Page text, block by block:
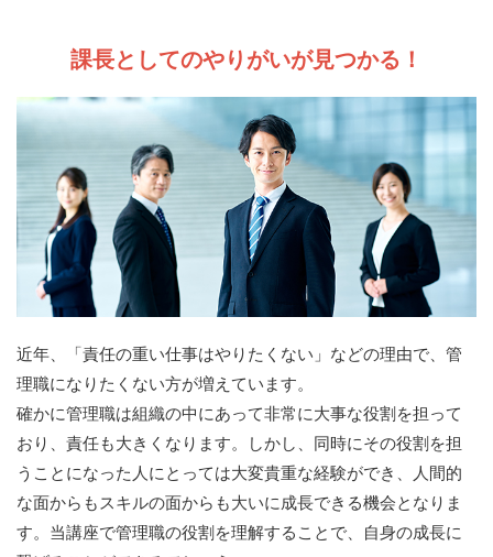
課長としてのやりがいが見つかる！
近年、「責任の重い仕事はやりたくない」などの理由で、管
理職になりたくない方が増えています。
確かに管理職は組織の中にあって非常に大事な役割を担って
おり、責任も大きくなります。しかし、同時にその役割を担
うことになった人にとっては大変貴重な経験ができ、人間的
な面からもスキルの面からも大いに成長できる機会となりま
す。当講座で管理職の役割を理解することで、自身の成長に